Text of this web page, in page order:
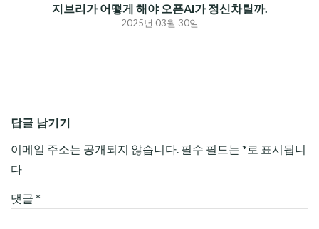
지브리가 어떻게 해야 오픈AI가 정신차릴까.
2025년 03월 30일
답글 남기기
이메일 주소는 공개되지 않습니다. 필수 필드는 * 로 표시됩니
다
댓글 *